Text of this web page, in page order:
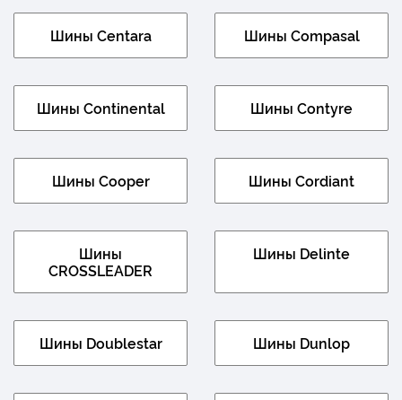
Шины Centara Шины Compasal
Шины Continental Шины Contyre
Шины Cooper Шины Cordiant
Шины
CROSSLEADER
Шины Delinte
Шины Doublestar Шины Dunlop